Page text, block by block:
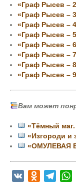
«Граф Рысев –
«Граф Рысев –
«Граф Рысев –
«Граф Рысев –
«Граф Рысев –
«Граф Рысев –
«Граф Рысев –
«Граф Рысев –
Вам может
«Тёмный
«Изгороди и
«ОМУЛЕВАЯ
O